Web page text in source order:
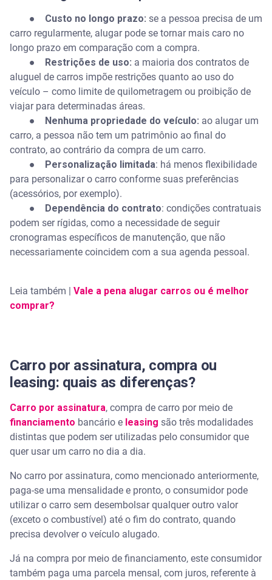
● Custo no longo prazo: se a pessoa precisa de um
carro regularmente, alugar pode se tornar mais caro no
longo prazo em comparação com a compra.
● Restrições de uso: a maioria dos contratos de
aluguel de carros impõe restrições quanto ao uso do
veículo – como limite de quilometragem ou proibição de
viajar para determinadas áreas.
● Nenhuma propriedade do veículo: ao alugar um
carro, a pessoa não tem um patrimônio ao final do
contrato, ao contrário da compra de um carro.
● Personalização limitada: há menos flexibilidade
para personalizar o carro conforme suas preferências
(acessórios, por exemplo).
● Dependência do contrato: condições contratuais
podem ser rígidas, como a necessidade de seguir
cronogramas específicos de manutenção, que não
necessariamente coincidem com a sua agenda pessoal.
Leia também | Vale a pena alugar carros ou é melhor
comprar?
Carro por assinatura, compra ou
leasing: quais as diferenças?
Carro por assinatura, compra de carro por meio de
financiamento bancário e leasing são três modalidades
distintas que podem ser utilizadas pelo consumidor que
quer usar um carro no dia a dia.
No carro por assinatura, como mencionado anteriormente,
paga-se uma mensalidade e pronto, o consumidor pode
utilizar o carro sem desembolsar qualquer outro valor
(exceto o combustível) até o fim do contrato, quando
precisa devolver o veículo alugado.
Já na compra por meio de financiamento, este consumidor
também paga uma parcela mensal, com juros, referente à